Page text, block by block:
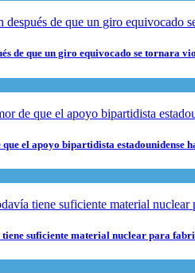
de que un giro equivocado se tornara
el apoyo bipartidista estadounidense
suficiente material nuclear para